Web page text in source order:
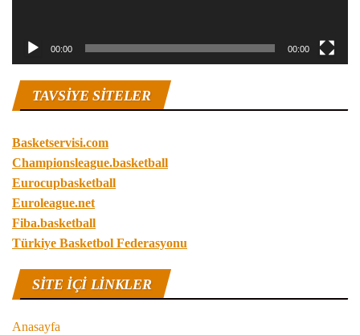
00:00 00:00
TAVSIYE SITELER
Basketservisi.com
Championsleague.basketball
Eurocupbasketball
Euroleague.net
Fiba.basketball
Türkiye Basketbol Federasyonu
SITE IÇI LINKLER
Anasayfa